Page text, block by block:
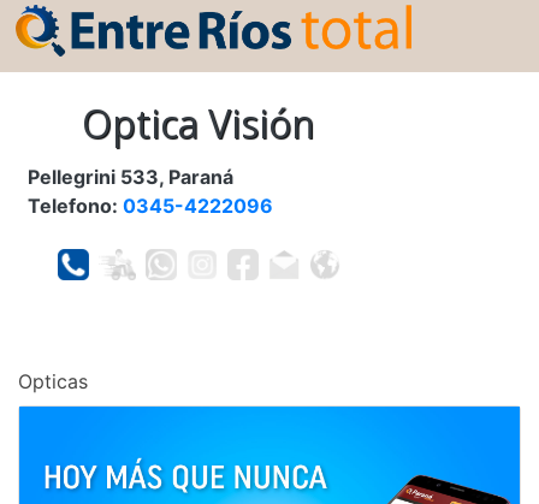
Optica Visión
Pellegrini 533, Paraná
Telefono: 0345-4222096
Opticas